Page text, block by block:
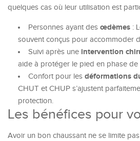
quelques cas où leur utilisation est
Personnes ayant des œdèmes :
souvent conçus pour accommoder
Suivi après une intervention
aide à protéger le pied en phase de
Confort pour les déformations
CHUT et CHUP s’ajustent
protection.
Les bénéfices pour
Avoir un bon chaussant ne se limite pas